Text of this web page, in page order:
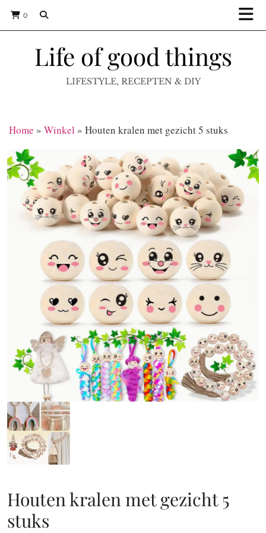
0
Life of good things
LIFESTYLE, RECEPTEN & DIY
Home » Winkel » Houten kralen met gezicht 5 stuks
Houten kralen met gezicht 5
stuks